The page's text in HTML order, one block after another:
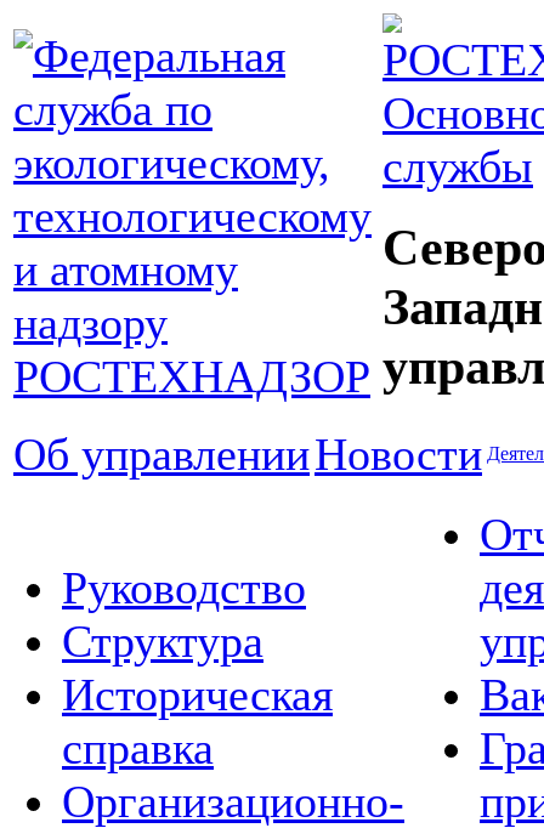
службы
Об управленииНовости
Руководство
Структура
Историческая
справка
Организационно-